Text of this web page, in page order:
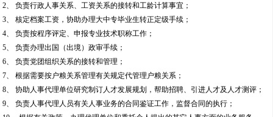
2、 负责行政人事关系、工资关系的接转和工龄计算事宜；
3、 核定档案工资，协助办理大中专毕业生转正定级手续；
4、 负责按程序评定、申报专业技术职称工作；
5、 负责办理出国（出境）政审手续；
6、 负责党团组织关系的接转和管理；
7、 根据需要按户粮关系管理有关规定代管理户粮关系；
8、 协助人事代理单位研究制订人才发展规划，帮助招聘、引进人才及人才测评；
9、 负责人事代理人员有关人事业务的合同鉴证工作，监督合同的执行；